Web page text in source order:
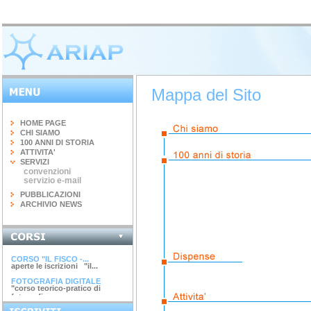
HOME PAGE
CHI SIAMO
100 ANNI DI STORIA
ATTIVITA'
SERVIZI
convenzioni
servizio e-mail
PUBBLICAZIONI
ARCHIVIO NEWS
INGEGNERIA DEL...
terminato il corso di 20 ore...
CORSO "IL FISCO -...
aperte le iscrizioni "il...
FOTOGRAFIA DIGITALE
"corso teorico-pratico di
fotografia...
ARGINI, SPONDE E...
corso di 4 ore argini, spinde
Mappa del Sito